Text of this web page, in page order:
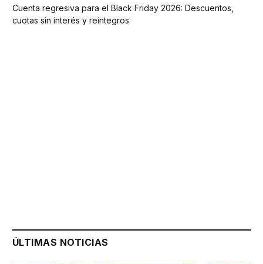
Cuenta regresiva para el Black Friday 2026: Descuentos,
cuotas sin interés y reintegros
ÚLTIMAS NOTICIAS